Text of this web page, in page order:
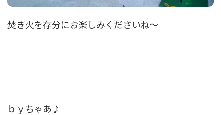
焚き火を存分にお楽しみくださいね～
ｂｙちゃあ♪